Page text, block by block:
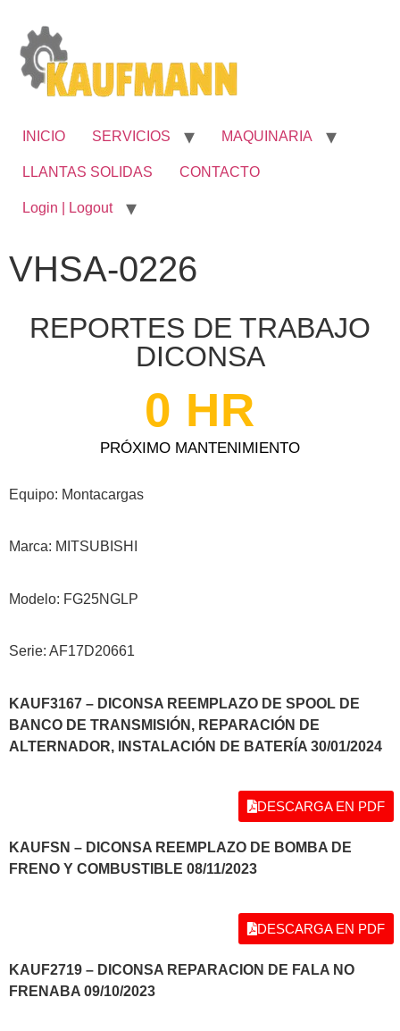
INICIO SERVICIOS MAQUINARIA
LLANTAS SOLIDAS CONTACTO
Login | Logout
VHSA-0226
REPORTES DE TRABAJO
DICONSA
PRÓXIMO MANTENIMIENTO
0 HR
Equipo: Montacargas
Marca: MITSUBISHI
Modelo: FG25NGLP
Serie: AF17D20661
KAUF3167 – DICONSA REEMPLAZO DE SPOOL DE
BANCO DE TRANSMISIÓN, REPARACIÓN DE
ALTERNADOR, INSTALACIÓN DE BATERÍA 30/01/2024
DESCARGA EN PDF
KAUFSN – DICONSA REEMPLAZO DE BOMBA DE
FRENO Y COMBUSTIBLE 08/11/2023
DESCARGA EN PDF
KAUF2719 – DICONSA REPARACION DE FALA NO
FRENABA 09/10/2023